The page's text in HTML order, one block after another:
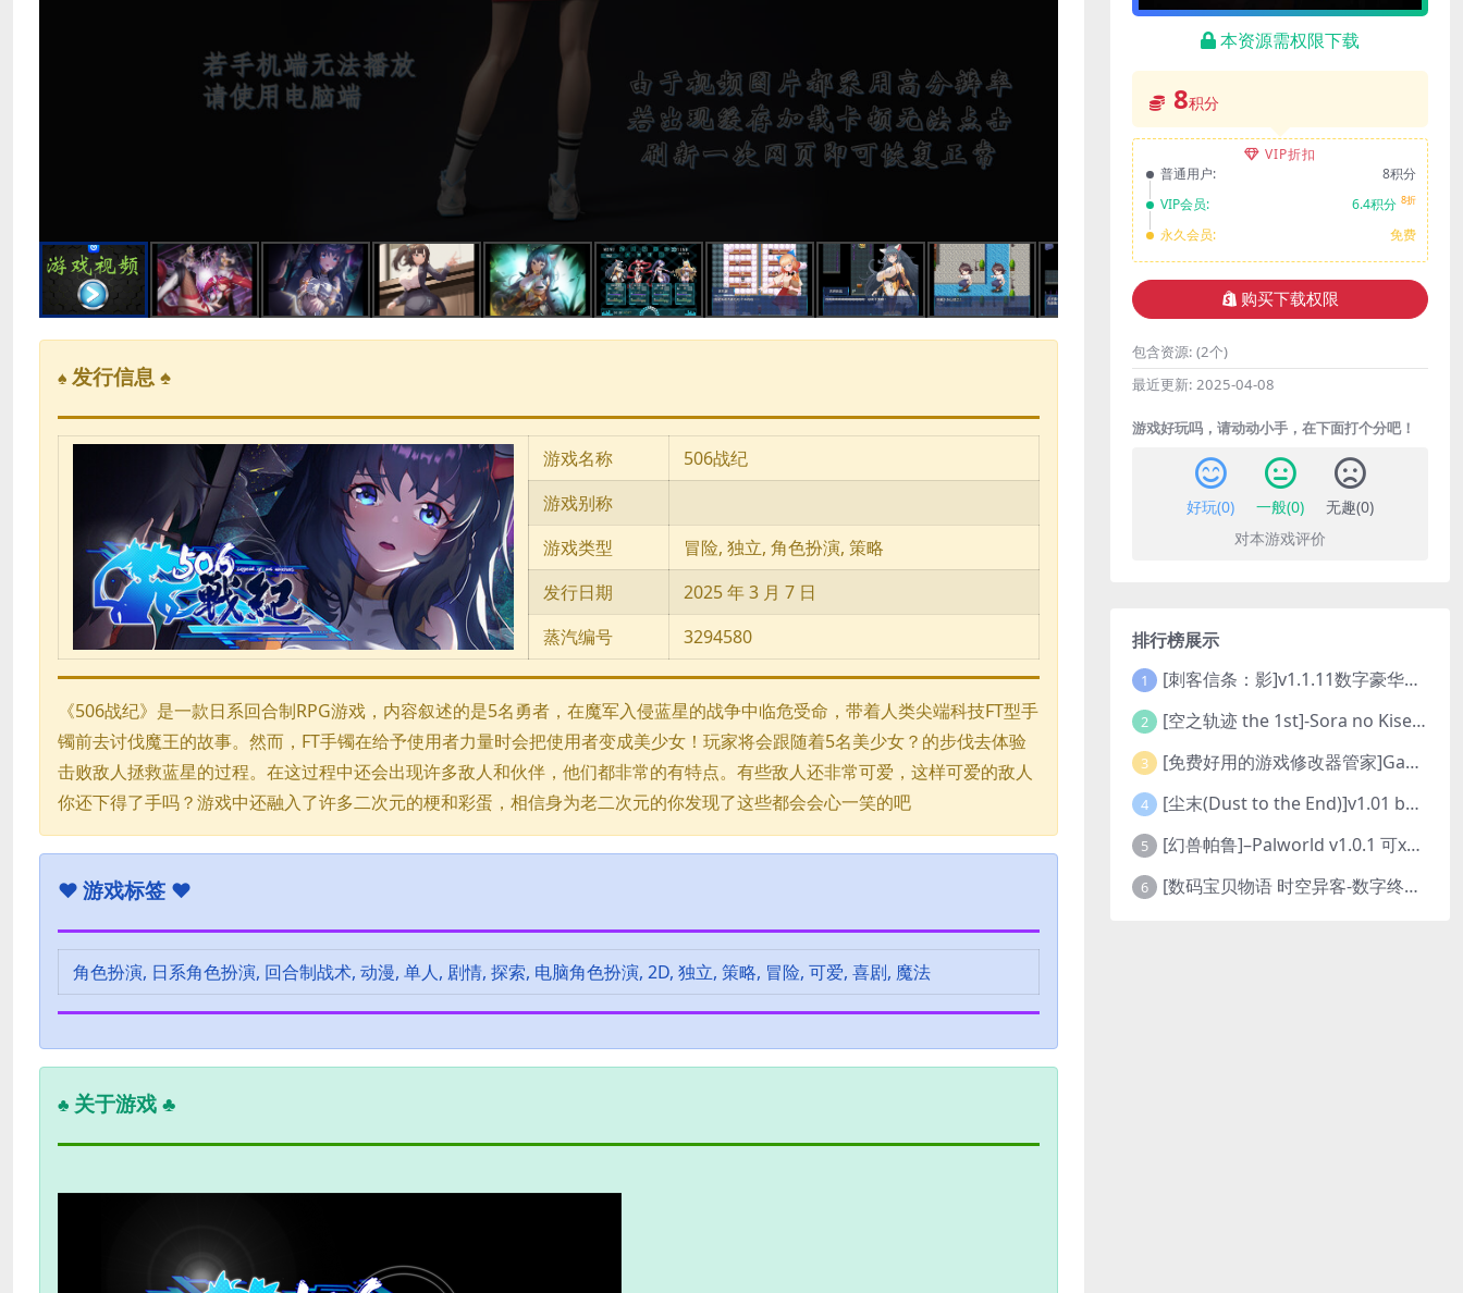
Video
♠ 发行信息 ♠
游戏名称
506战纪
游戏别称
游戏类型
冒险, 独立, 角色扮演, 策略
发行日期
2025 年 3 月 7 日
蒸汽编号
3294580
《506战纪》是一款日系回合制RPG游戏，内容叙述的是5名勇者，在魔军入侵蓝星的战争中临危受命，带着人类尖端科技FT型手
镯前去讨伐魔王的故事。然而，FT手镯在给予使用者力量时会把使用者变成美少女！玩家将会跟随着5名美少女？的步伐去体验
击败敌人拯救蓝星的过程。在这过程中还会出现许多敌人和伙伴，他们都非常的有特点。有些敌人还非常可爱，这样可爱的敌人
你还下得了手吗？游戏中还融入了许多二次元的梗和彩蛋，相信身为老二次元的你发现了这些都会会心一笑的吧
♥ 游戏标签 ♥
角色扮演, 日系角色扮演, 回合制战术, 动漫, 单人, 剧情, 探索, 电脑角色扮演, 2D, 独立, 策略, 冒险, 可爱, 喜剧, 魔法
♣ 关于游戏 ♣
本资源需权限下载
8积分
VIP折扣
普通用户:
8积分
VIP会员:
6.4积分 8折
永久会员: 免费
购买下载权限
包含资源: (2个)
最近更新: 2025-04-08
游戏好玩吗，请动动小手，在下面打个分吧！
好玩(0) 一般(0) 无趣(0)
对本游戏评价
排行榜展示
1 [刺客信条：影]v1.1.11数字豪华版全DLC
2 [空之轨迹 the 1st]-Sora no Kiseki the 1st-更新至v1.06.4-全DLC
3 [免费好用的游戏修改器管家]Game Cheats Manager
4 [尘末(Dust to the End)]v1.01 build9321107
5 [幻兽帕鲁]–Palworld v1.0.1 可xbox联机
6 [数码宝贝物语 时空异客-数字终极版]- Digimon Story Time Stranger-Build.23514637